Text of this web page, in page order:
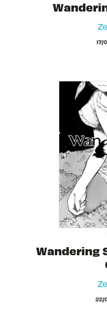
17/
Wandering
22/